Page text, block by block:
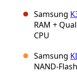
Samsung
RAM +
CPU
Samsung
NAND-Flash